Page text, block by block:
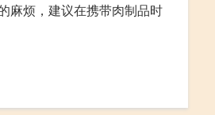
麻烦，建议在携带肉制品时